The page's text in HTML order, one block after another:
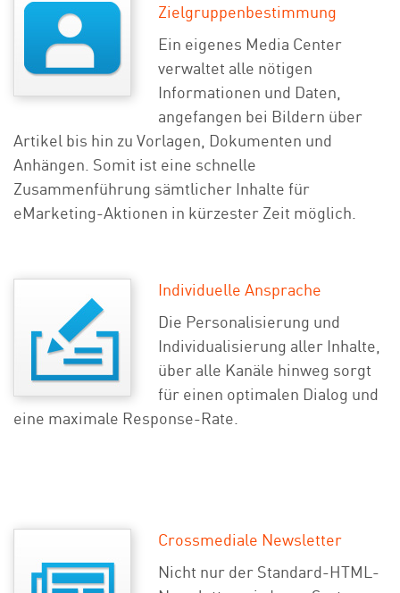
Zielgruppenbestimmung
Ein eigenes Media Center
verwaltet alle nötigen
Informationen und Daten,
angefangen bei Bildern über
Artikel bis hin zu Vorlagen, Dokumenten und
Anhängen. Somit ist eine schnelle
Zusammenführung sämtlicher Inhalte für
eMarketing-Aktionen in kürzester Zeit möglich.
Individuelle Ansprache
Die Personalisierung und
Individualisierung aller Inhalte,
über alle Kanäle hinweg sorgt
für einen optimalen Dialog und
eine maximale Response-Rate.
Crossmediale Newsletter
Nicht nur der Standard-HTML-